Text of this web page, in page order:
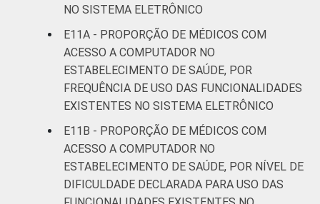
NO SISTEMA ELETRÔNICO
E11A - PROPORÇÃO DE MÉDICOS COM
ACESSO A COMPUTADOR NO
ESTABELECIMENTO DE SAÚDE, POR
FREQUÊNCIA DE USO DAS FUNCIONALIDADES
EXISTENTES NO SISTEMA ELETRÔNICO
E11B - PROPORÇÃO DE MÉDICOS COM
ACESSO A COMPUTADOR NO
ESTABELECIMENTO DE SAÚDE, POR NÍVEL DE
DIFICULDADE DECLARADA PARA USO DAS